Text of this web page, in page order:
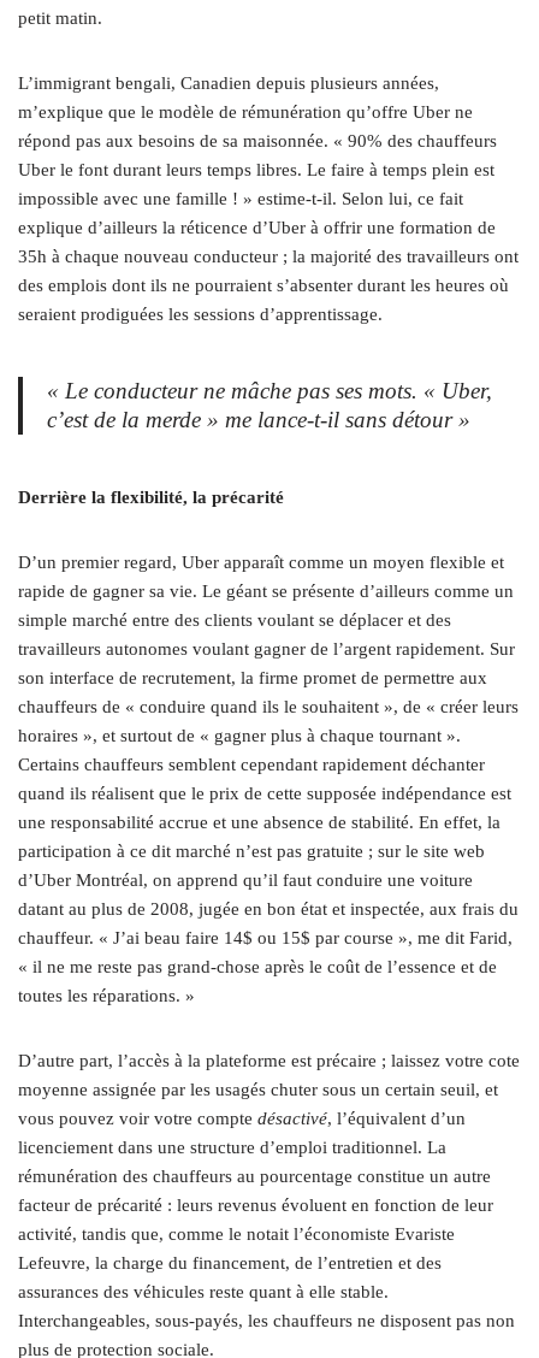
petit matin.
L’immigrant bengali, Canadien depuis plusieurs années,
m’explique que le modèle de rémunération qu’offre Uber ne
répond pas aux besoins de sa maisonnée. « 90% des chauffeurs
Uber le font durant leurs temps libres. Le faire à temps plein est
impossible avec une famille ! » estime-t-il. Selon lui, ce fait
explique d’ailleurs la réticence d’Uber à offrir une formation de
35h à chaque nouveau conducteur ; la majorité des travailleurs ont
des emplois dont ils ne pourraient s’absenter durant les heures où
seraient prodiguées les sessions d’apprentissage.
« Le conducteur ne mâche pas ses mots. « Uber,
c’est de la merde » me lance-t-il sans détour »
Derrière la flexibilité, la précarité
D’un premier regard, Uber apparaît comme un moyen flexible et
rapide de gagner sa vie. Le géant se présente d’ailleurs comme un
simple marché entre des clients voulant se déplacer et des
travailleurs autonomes voulant gagner de l’argent rapidement. Sur
son interface de recrutement, la firme promet de permettre aux
chauffeurs de « conduire quand ils le souhaitent », de « créer leurs
horaires », et surtout de « gagner plus à chaque tournant ».
Certains chauffeurs semblent cependant rapidement déchanter
quand ils réalisent que le prix de cette supposée indépendance est
une responsabilité accrue et une absence de stabilité. En effet, la
participation à ce dit marché n’est pas gratuite ; sur le site web
d’Uber Montréal, on apprend qu’il faut conduire une voiture
datant au plus de 2008, jugée en bon état et inspectée, aux frais du
chauffeur. « J’ai beau faire 14$ ou 15$ par course », me dit Farid,
« il ne me reste pas grand-chose après le coût de l’essence et de
toutes les réparations. »
D’autre part, l’accès à la plateforme est précaire ; laissez votre cote
moyenne assignée par les usagés chuter sous un certain seuil, et
vous pouvez voir votre compte désactivé, l’équivalent d’un
licenciement dans une structure d’emploi traditionnel. La
rémunération des chauffeurs au pourcentage constitue un autre
facteur de précarité : leurs revenus évoluent en fonction de leur
activité, tandis que, comme le notait l’économiste Evariste
Lefeuvre, la charge du financement, de l’entretien et des
assurances des véhicules reste quant à elle stable.
Interchangeables, sous-payés, les chauffeurs ne disposent pas non
plus de protection sociale.